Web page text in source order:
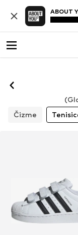
ABOUT
Čizme